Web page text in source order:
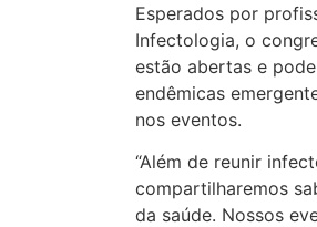
Esperados por
Infectologia, o
estão abertas e
endêmicas
nos eventos.
“Além de reunir
compartilharemos
da saúde. Nossos